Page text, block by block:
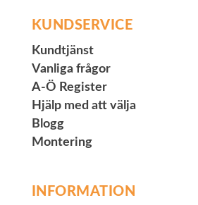
KUNDSERVICE
Kundtjänst
Vanliga frågor
A-Ö Register
Hjälp med att välja
Blogg
Montering
INFORMATION